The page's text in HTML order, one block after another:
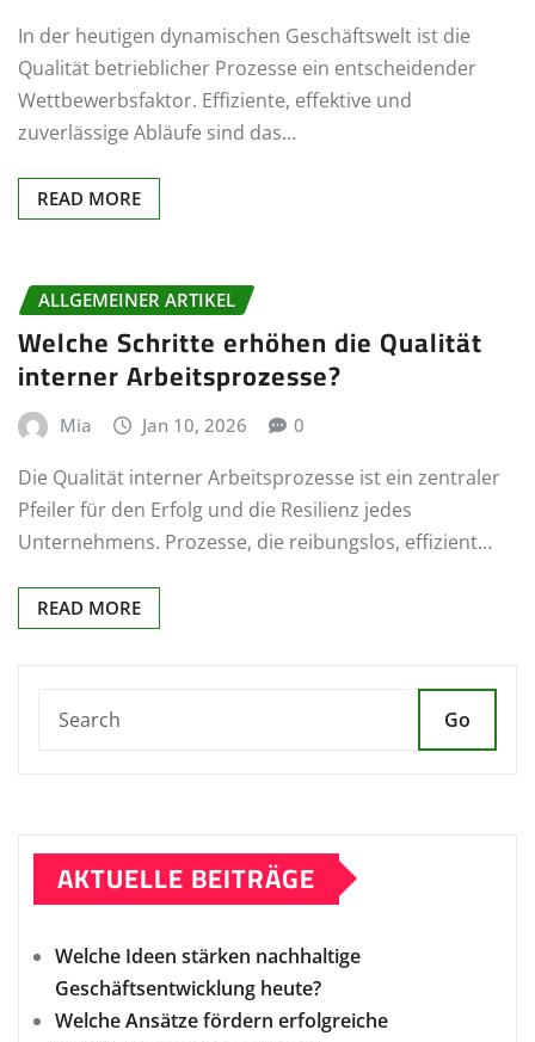
In der heutigen dynamischen Geschäftswelt ist die
Qualität betrieblicher Prozesse ein entscheidender
Wettbewerbsfaktor. Effiziente, effektive und
zuverlässige Abläufe sind das…
READ MORE
ALLGEMEINER ARTIKEL
Welche Schritte erhöhen die Qualität
interner Arbeitsprozesse?
Mia Jan 10, 2026 0
Die Qualität interner Arbeitsprozesse ist ein zentraler
Pfeiler für den Erfolg und die Resilienz jedes
Unternehmens. Prozesse, die reibungslos, effizient…
READ MORE
Go
AKTUELLE BEITRÄGE
Welche Ideen stärken nachhaltige
Geschäftsentwicklung heute?
Welche Ansätze fördern erfolgreiche